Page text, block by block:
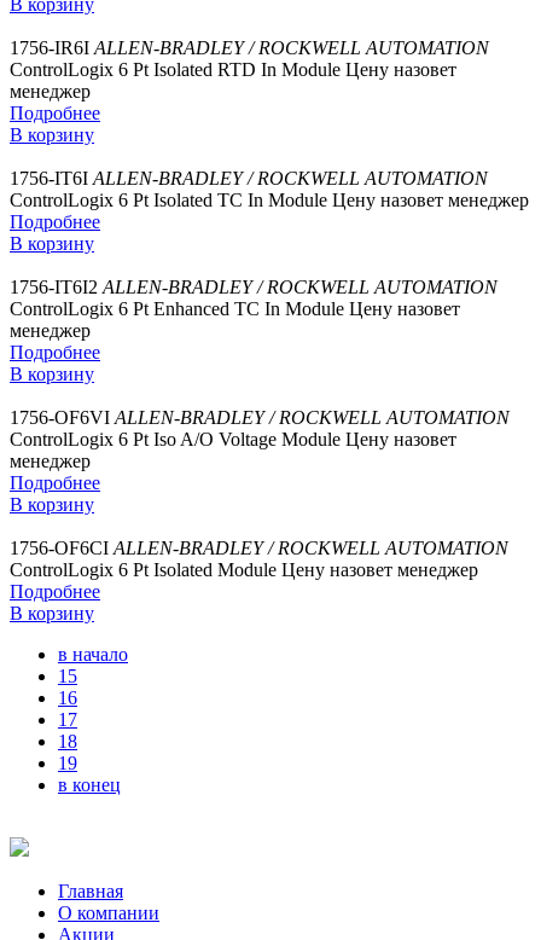
В корзину
1756-IR6I ALLEN-BRADLEY / ROCKWELL AUTOMATION
ControlLogix 6 Pt Isolated RTD In Module Цену назовет
менеджер
Подробнее
В корзину
1756-IT6I ALLEN-BRADLEY / ROCKWELL AUTOMATION
ControlLogix 6 Pt Isolated TC In Module Цену назовет менеджер
Подробнее
В корзину
1756-IT6I2 ALLEN-BRADLEY / ROCKWELL AUTOMATION
ControlLogix 6 Pt Enhanced TC In Module Цену назовет
менеджер
Подробнее
В корзину
1756-OF6VI ALLEN-BRADLEY / ROCKWELL AUTOMATION
ControlLogix 6 Pt Iso A/O Voltage Module Цену назовет
менеджер
Подробнее
В корзину
1756-OF6CI ALLEN-BRADLEY / ROCKWELL AUTOMATION
ControlLogix 6 Pt Isolated Module Цену назовет менеджер
Подробнее
В корзину
в начало
15
16
17
18
19
в конец
Главная
О компании
Акции